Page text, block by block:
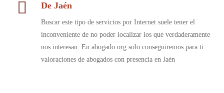
De Jaén
Buscar este tipo de servicios por Internet suele tener el
inconveniente de no poder localizar los que verdaderamente
nos interesan. En abogado.org solo conseguiremos para ti
valoraciones de abogados con presencia en Jaén